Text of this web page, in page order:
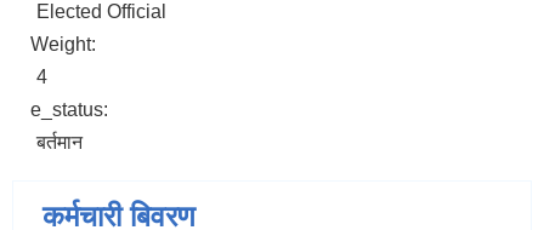
Elected Official
Weight:
4
e_status:
बर्तमान
कर्मचारी बिवरण